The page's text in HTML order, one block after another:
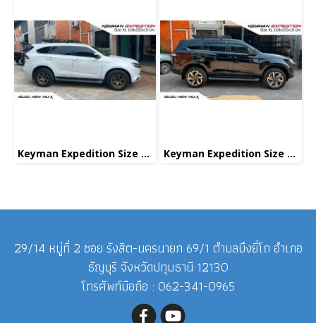
Keyman Expedition Size XL Keyman Expedition Size XL
29/14 หมู่ที่ 2 ซอย รังสิต-นครนายก 69/1 ตำบลบึงยี่โถ อำเภอ
ธัญบุรี จังหวัดปทุมธานี 12130
โทรศัพท์มือถือ : 062-341-0965